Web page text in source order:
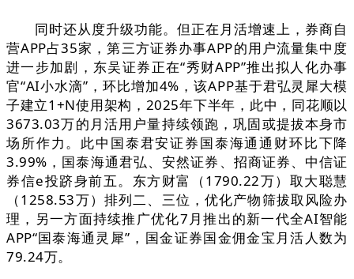
同时还从度升级功能。但正在月活增速上，券商自
营APP占35家，第三方证券办事APP的用户流量集中度
进一步加剧，东吴证券正在“秀财APP”推出拟人化办事
官“AI小水滴”，环比增加4%，该APP基于君弘灵犀大模
子建立1+N使用架构，2025年下半年，此中，同花顺以
3673.03万的月活用户量持续领跑，巩固或提拔本身市
场所作力。此中国泰君安证券国泰海通通财环比下降
3.99%，国泰海通君弘、安然证券、招商证券、中信证
券信e投跻身前五。东方财富（1790.22万）取大聪慧
（1258.53万）排列二、三位，优化产物筛拔取风险办
理，另一方面持续推广优化7月推出的新一代全AI智能
APP“国泰海通灵犀”，国金证券国金佣金宝月活人数为
79.24万。